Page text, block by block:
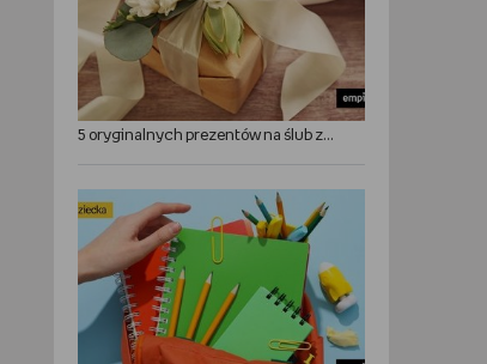
5 oryginalnych prezentów na ślub zamiast kwiatów